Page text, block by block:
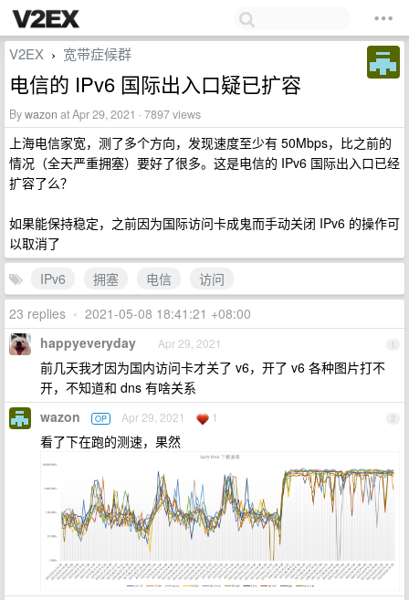
V2EX › 宽带症候群
电信的 IPv6 国际出入口疑已扩容
Bywazon at Apr 29, 2021 · 7897 views
上海电信家宽，测了多个方向，发现速度至少有 50Mbps，比之前的
情况（全天严重拥塞）要好了很多。这是电信的 IPv6 国际出入口已经
扩容了么？
如果能保持稳定，之前因为国际访问卡成鬼而手动关闭 IPv6 的操作可
以取消了
IPv6
拥塞 电信
访问
23 replies • 2021-05-08 18:41:21 +08:00
1
happyeveryday Apr 29, 2021
前几天我才因为国内访问卡才关了 v6，开了 v6 各种图片打不
开，不知道和 dns 有啥关系
2
wazon OP Apr 29, 2021 1
看了下在跑的测速，果然